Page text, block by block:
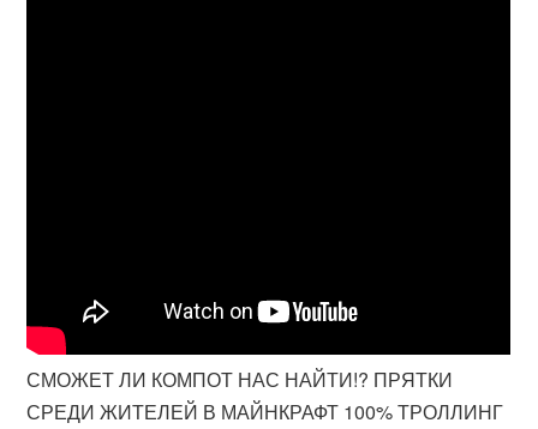
СМОЖЕТ ЛИ КОМПОТ НАС НАЙТИ!? ПРЯТКИ
СРЕДИ ЖИТЕЛЕЙ В МАЙНКРАФТ 100% ТРОЛЛИНГ